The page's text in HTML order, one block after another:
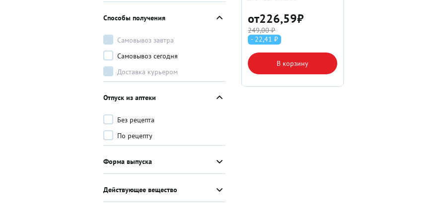
Способы получения
Самовывоз завтра
Самовывоз сегодня
Доставка курьером
Отпуск из аптеки
Без рецепта
По рецепту
Форма выпуска
Действующее вещество
от226,59₽
249,00 ₽
- 22,41 ₽
В корзину